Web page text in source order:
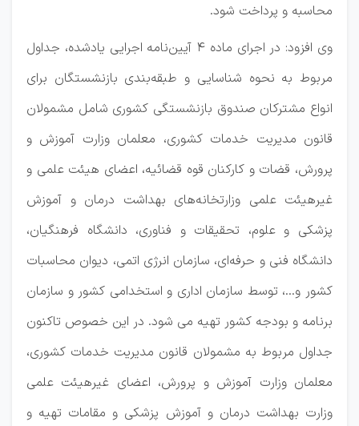
محاسبه و پرداخت شود.
وی افزود: در اجرای ماده ۴ آیین‌نامه اجرایی یادشده، جداول
مربوط به نحوه شناسایی و طبقه‌بندی بازنشستگان برای
انواع مشترکان صندوق بازنشستگی کشوری شامل مشمولان
قانون مدیریت خدمات کشوری، معلمان وزارت آموزش و
پرورش، قضات و کارکنان قوه قضائیه، اعضای هیئت علمی و
غیرهیئت علمی وزارتخانه‌های بهداشت درمان و آموزش
پزشکی و علوم، تحقیقات و فناوری، دانشگاه فرهنگیان،
دانشگاه فنی و حرفه‌ای، سازمان انرژی اتمی، دیوان محاسبات
کشور و...، توسط سازمان اداری و استخدامی کشور و سازمان
برنامه و بودجه کشور تهیه می شود. در این خصوص تاکنون
جداول مربوط به مشمولان قانون مدیریت خدمات کشوری،
معلمان وزارت آموزش و پرورش، اعضای غیرهیئت علمی
وزارت بهداشت درمان و آموزش پزشکی و مقامات تهیه و